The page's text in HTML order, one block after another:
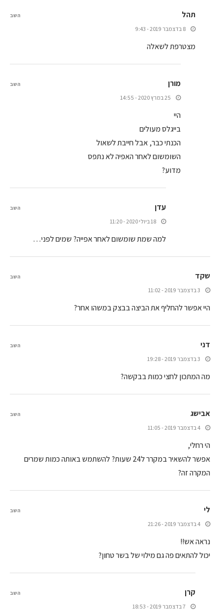
תהל
8 בדצמבר 2019 - 9:43
מצטרפת לשאלה
השב
מורן
25 במרץ 2020 - 14:55
היי
בייגלס מעולים
הכנתי כבר, אבל חייבת לשאול
השומשום לאחר האפיה לא נתפס
מדוע?
השב
עדן
18 ביולי 2020 - 11:20
למה שמת שומשום לאחר אפייה? שמים לפני…
השב
שקד
3 בדצמבר 2019 - 11:02
היי אפשר להחליף את הביצה בבצק במשהו אחר?
השב
דני
3 בדצמבר 2019 - 19:28
מה המתכון לחצי כמות בבקשה?
השב
אבישג
4 בדצמבר 2019 - 11:05
הי רחלי,
אפשר להשאיר במקרר ל24 שעות? להשתמש באותה כמות שמרים
המקרה זה?
השב
לי
4 בדצמבר 2019 - 21:26
נראה אש!!
יכול להתאים פה גם מילוי של בשר טחון?
השב
קרן
7 בדצמבר 2019 - 18:53
השב